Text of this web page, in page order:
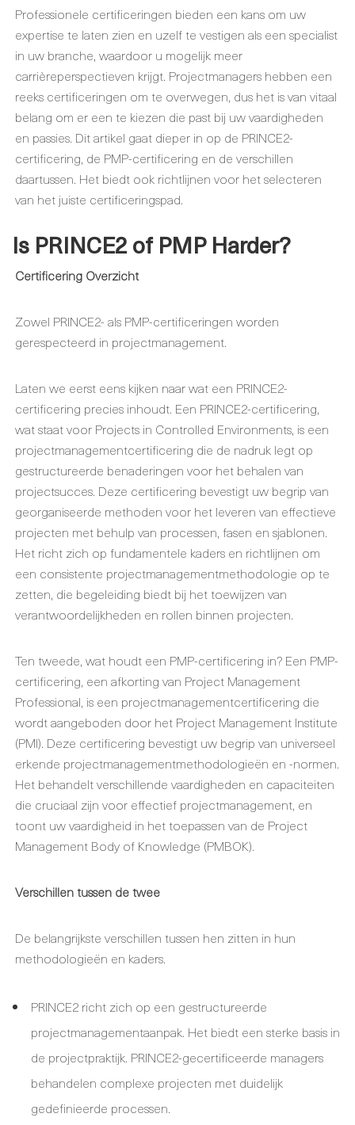
Professionele certificeringen bieden een kans om uw
expertise te laten zien en uzelf te vestigen als een specialist
in uw branche, waardoor u mogelijk meer
carrièreperspectieven krijgt. Projectmanagers hebben een
reeks certificeringen om te overwegen, dus het is van vitaal
belang om er een te kiezen die past bij uw vaardigheden
en passies. Dit artikel gaat dieper in op de PRINCE2-
certificering, de PMP-certificering en de verschillen
daartussen. Het biedt ook richtlijnen voor het selecteren
van het juiste certificeringspad.
Is PRINCE2 of PMPHarder?
Certificering Overzicht
Zowel PRINCE2- als PMP-certificeringen worden
gerespecteerd in projectmanagement.
Laten we eerst eens kijken naar wat een PRINCE2-
certificering precies inhoudt. Een PRINCE2-certificering,
wat staat voor Projects in Controlled Environments, is een
projectmanagementcertificering die de nadruk legt op
gestructureerde benaderingen voor het behalen van
projectsucces. Deze certificering bevestigt uw begrip van
georganiseerde methoden voor het leveren van effectieve
projecten met behulp van processen, fasen en sjablonen.
Het richt zich op fundamentele kaders en richtlijnen om
een consistente projectmanagementmethodologie op te
zetten, die begeleiding biedt bij het toewijzen van
verantwoordelijkheden en rollen binnen projecten.
Ten tweede, wat houdt een PMP-certificering in? Een PMP-
certificering, een afkorting van Project Management
Professional, is een projectmanagementcertificering die
wordt aangeboden door het Project Management Institute
(PMI). Deze certificering bevestigt uw begrip van universeel
erkende projectmanagementmethodologieën en -normen.
Het behandelt verschillende vaardigheden en capaciteiten
die cruciaal zijn voor effectief projectmanagement, en
toont uw vaardigheid in het toepassen van de Project
Management Body of Knowledge (PMBOK).
Verschillen tussen de twee
De belangrijkste verschillen tussen hen zitten in hun
methodologieën en kaders.
PRINCE2 richt zich op een gestructureerde
projectmanagementaanpak. Het biedt een sterke basis in
de projectpraktijk. PRINCE2-gecertificeerde managers
behandelen complexe projecten met duidelijk
gedefinieerde processen.